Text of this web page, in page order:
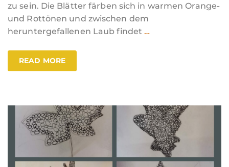
zu sein. Die Blätter färben sich in warmen Orange-
und Rottönen und zwischen dem
heruntergefallenen Laub findet…
READ MORE